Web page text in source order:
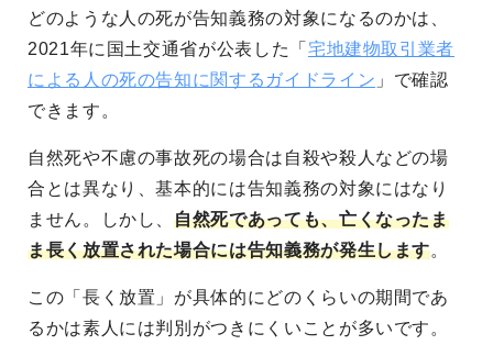
どのような人の死が告知義務の対象になるのかは、
2021年に国土交通省が公表した「 宅地建物取引業者
による人の死の告知に関するガイドライン 」で確認
できます。
自然死や不慮の事故死の場合は自殺や殺人などの場
合とは異なり、基本的には告知義務の対象にはなり
ません。しかし、自然死であっても、亡くなったま
ま長く放置された場合には告知義務が発生します。
この「長く放置」が具体的にどのくらいの期間であ
るかは素人には判別がつきにくいことが多いです。